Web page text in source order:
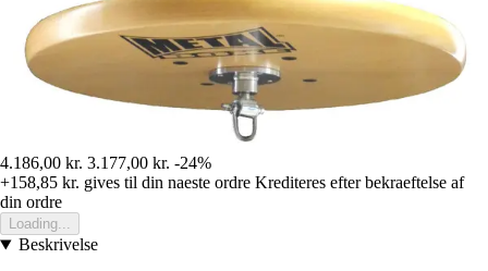
4.186,00 kr. 3.177,00 kr. -24%
+158,85 kr. gives til din naeste ordre Krediteres efter bekraeftelse af
din ordre
Loading...
Beskrivelse